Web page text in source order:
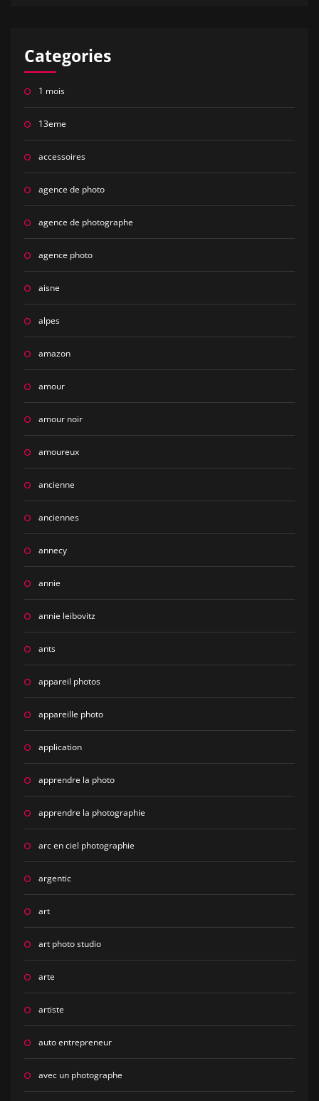
Categories
1 mois
13eme
accessoires
agence de photo
agence de photographe
agence photo
aisne
alpes
amazon
amour
amour noir
amoureux
ancienne
anciennes
annecy
annie
annie leibovitz
ants
appareil photos
appareille photo
application
apprendre la photo
apprendre la photographie
arc en ciel photographie
argentic
art
art photo studio
arte
artiste
auto entrepreneur
avec un photographe